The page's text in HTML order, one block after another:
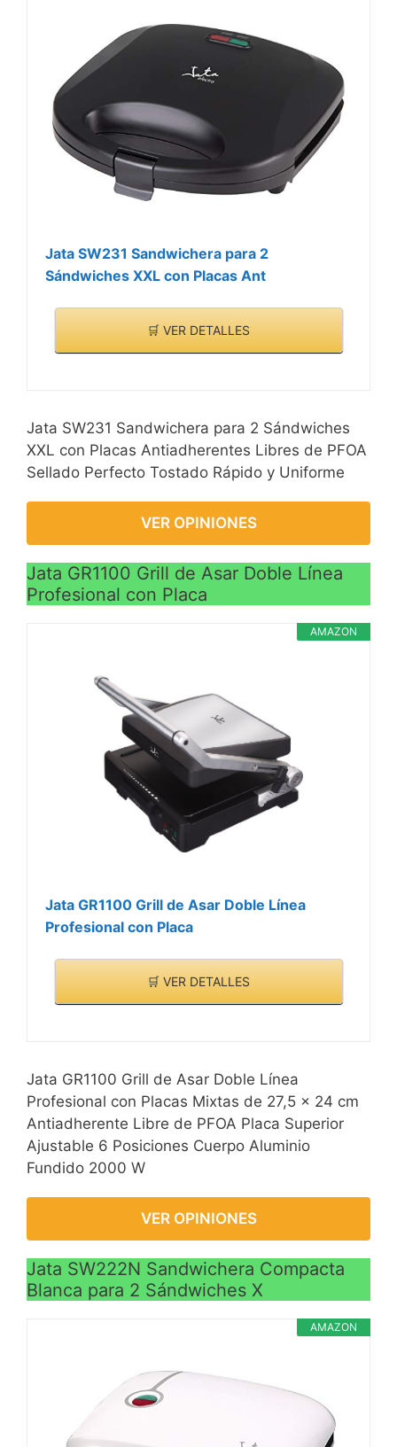
Jata SW231 Sandwichera para 2
Sándwiches XXL con Placas Ant
🛒 VER DETALLES
Jata SW231 Sandwichera para 2 Sándwiches
XXL con Placas Antiadherentes Libres de PFOA
Sellado Perfecto Tostado Rápido y Uniforme
VER OPINIONES
Jata GR1100 Grill de Asar Doble Línea
Profesional con Placa
AMAZON
Jata GR1100 Grill de Asar Doble Línea
Profesional con Placa
🛒 VER DETALLES
Jata GR1100 Grill de Asar Doble Línea
Profesional con Placas Mixtas de 27,5 x 24 cm
Antiadherente Libre de PFOA Placa Superior
Ajustable 6 Posiciones Cuerpo Aluminio
Fundido 2000 W
VER OPINIONES
Jata SW222N Sandwichera Compacta
Blanca para 2 Sándwiches X
AMAZON